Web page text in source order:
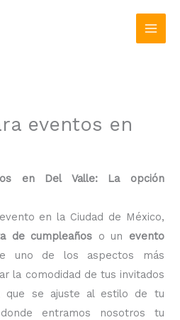
eventos en
en Del Valle: La opción
en la Ciudad de México,
de cumpleaños o un evento
uno de los aspectos más
la comodidad de tus invitados
que se ajuste al estilo de tu
entramos nosotros tu